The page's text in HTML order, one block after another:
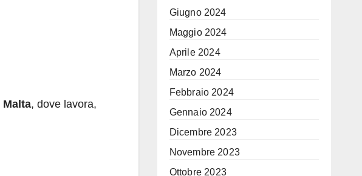
Malta, dove lavora,
Giugno 2024
Maggio 2024
Aprile 2024
Marzo 2024
Febbraio 2024
Gennaio 2024
Dicembre 2023
Novembre 2023
Ottobre 2023